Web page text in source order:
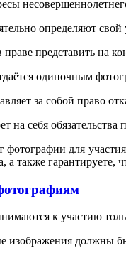
определяют
представить на
одиночным
за собой право
на себя
фотографии для
а также
к участию
изображения должны